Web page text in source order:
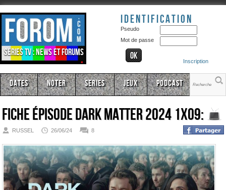
Séries TV : news et forums
Identification
Pseudo
Mot de passe
Inscription
Dates Noter Series Jeux Podcast
Fiche épisodeDark Matter 2024 1x09:
RUSSEL 26/06/24 8